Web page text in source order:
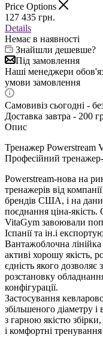
Price Options
127 435 грн.
Details
Немає в наявності
Знайшли дешевше?
Під замовлення
Наші менеджери
умови замовлення
Самовивіз сьогодні -
Доставка завтра - 200
Опис
Тренажер Powerstream
Професійний
Powerstream-нова на
тренажерів від
брендів США, і на
поєднання ціна-
VitaGym завоювали
Іспанії та ін.і
Вантажоблочна
активі хорошу якість,
єдність якого
розстановку
конфігурації.
Застосування
збільшеного діаметру
з гарною якістю
і комфортні